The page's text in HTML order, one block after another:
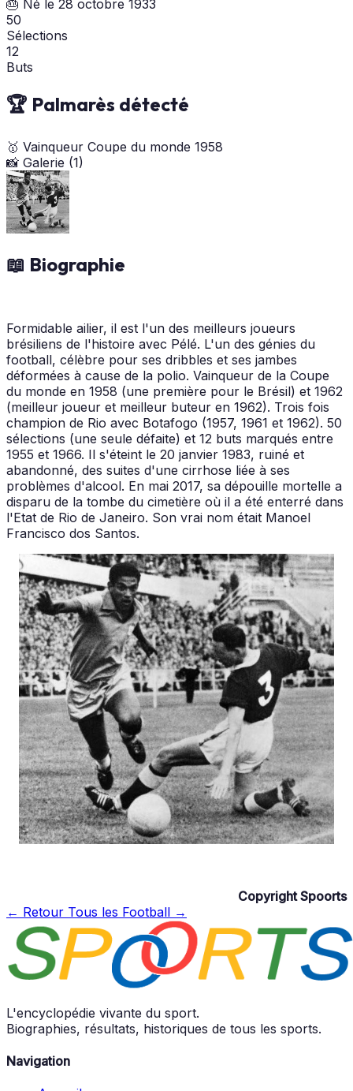
🎂 Né le 28 octobre 1933
50
Sélections
12
Buts
🏆 Palmarès détecté
🥇 Vainqueur Coupe du monde 1958
📸 Galerie (1)
📖 Biographie
Formidable ailier, il est l'un des meilleurs joueurs
brésiliens de l'histoire avec Pélé. L'un des génies du
football, célèbre pour ses dribbles et ses jambes
déformées à cause de la polio. Vainqueur de la Coupe
du monde en 1958 (une première pour le Brésil) et 1962
(meilleur joueur et meilleur buteur en 1962). Trois fois
champion de Rio avec Botafogo (1957, 1961 et 1962). 50
sélections (une seule défaite) et 12 buts marqués entre
1955 et 1966. Il s'éteint le 20 janvier 1983, ruiné et
abandonné, des suites d'une cirrhose liée à ses
problèmes d'alcool. En mai 2017, sa dépouille mortelle a
disparu de la tombe du cimetière où il a été enterré dans
l'Etat de Rio de Janeiro. Son vrai nom était Manoel
Francisco dos Santos.
Copyright Spoorts
← Retour Tous les Football →
L'encyclopédie vivante du sport.
Biographies, résultats, historiques de tous les sports.
Navigation